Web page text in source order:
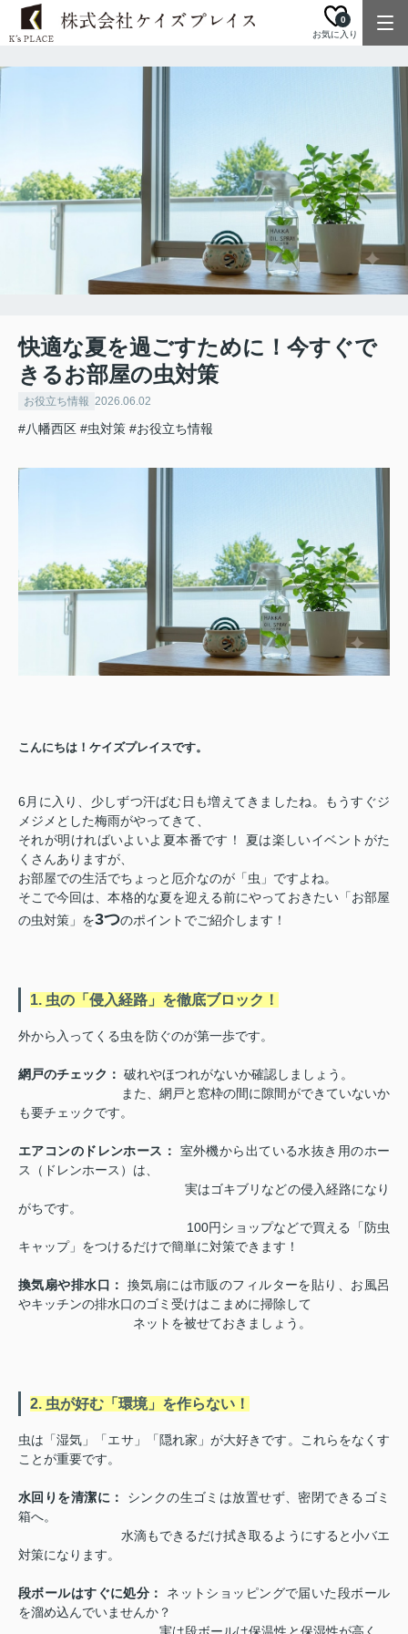
お気に入り
0
快適な夏を過ごすために！今すぐで
きるお部屋の虫対策
お役立ち情報 2026.06.02
#八幡西区 #虫対策 #お役立ち情報
こんにちは！ケイズプレイスです。
6月に入り、少しずつ汗ばむ日も増えてきましたね。もうすぐジ
メジメとした梅雨がやってきて、
それが明ければいよいよ夏本番です！ 夏は楽しいイベントがた
くさんありますが、
お部屋での生活でちょっと厄介なのが「虫」ですよね。
そこで今回は、本格的な夏を迎える前にやっておきたい「お部屋
の虫対策」を3つのポイントでご紹介します！
1. 虫の「侵入経路」を徹底ブロック！
外から入ってくる虫を防ぐのが第一歩です。
網戸のチェック： 破れやほつれがないか確認しましょう。
また、網戸と窓枠の間に隙間ができていないか
も要チェックです。
エアコンのドレンホース：
室外機から出ている水抜き用のホー
ス（ドレンホース）は、
実はゴキブリなどの侵入経路になり
がちです。
100円ショップなどで買える「防虫
キャップ」をつけるだけで簡単に対策できます！
換気扇や排水口：
換気扇には市販のフィルターを貼り、お風呂
やキッチンの排水口のゴミ受けはこまめに掃除して
ネットを被せておきましょう。
2. 虫が好む「環境」を作らない！
虫は「湿気」「エサ」「隠れ家」が大好きです。これらをなくす
ことが重要です。
水回りを清潔に：
シンクの生ゴミは放置せず、密閉できるゴミ
箱へ。
水滴もできるだけ拭き取るようにすると小バエ
対策になります。
段ボールはすぐに処分：
ネットショッピングで届いた段ボール
を溜め込んでいませんか？
実は段ボールは保温性と保湿性が高く、